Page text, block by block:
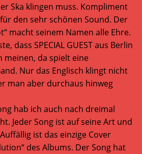
Ska klingen muss. Kompliment
den sehr schönen Sound. Der
macht seinem Namen alle Ehre.
dass SPECIAL GUEST aus Berlin
meinen, da spielt eine
Nur das Englisch klingt nicht
man aber durchaus hinweg
hab ich auch nach dreimal
Jeder Song ist auf seine Art und
ist das einzige Cover
des Albums. Der Song hat